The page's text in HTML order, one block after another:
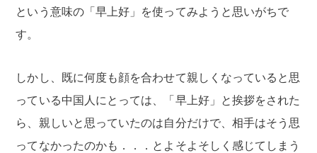
という意味の「早上好」を使ってみようと思いがちで
す。
しかし、既に何度も顔を合わせて親しくなっていると思
っている中国人にとっては、「早上好」と挨拶をされた
ら、親しいと思っていたのは自分だけで、相手はそう思
ってなかったのかも．．．とよそよそしく感じてしまう